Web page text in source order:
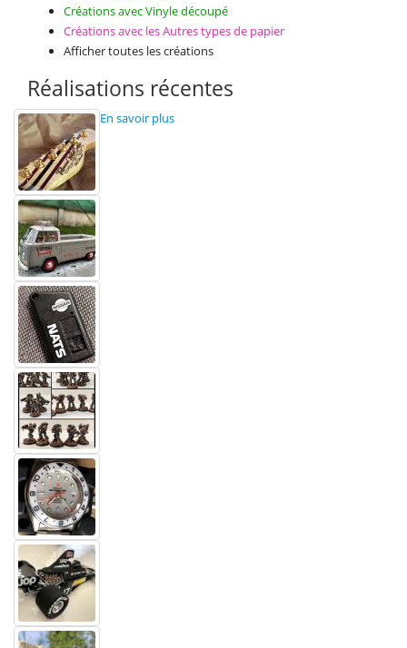
Créations avec Vinyle découpé
Créations avec les Autres types de papier
Afficher toutes les créations
Réalisations récentes
En savoir plus